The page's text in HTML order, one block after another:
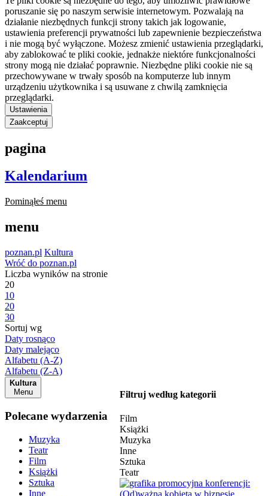
poruszanie się po naszym serwisie internetowym. Pozwalają na
działanie niezbędnych funkcji strony takich jak logowanie,
ustawienia preferencji prywatności lub zapewnienie bezpieczeństwa
i nie mogą być wyłączone. Możesz zmienić ustawienia przeglądarki,
aby zablokować te pliki cookie, jednakże niektóre funkcjonalności
strony mogą nie działać poprawnie. Niezbędne pliki cookie nie są
przechowywane w trwały sposób na komputerze lub innym
urządzeniu użytkownika i są usuwane z chwilą zamknięcia
przeglądarki.
Ustawienia
Zaakceptuj
pagina
Kalendarium
Pominąłeś menu
menu
poznan.pl Kultura
Wróć do poznan.pl
Liczba wyników na stronie
20
10
20
30
Sortuj wg
Daty rosnąco
Daty malejąco
Alfabetu (A-Z)
Alfabetu (Z-A)
Kultura
Menu
Polecane wydarzenia
Muzyka
Teatr
Film
Książki
Sztuka
Inne
Filtruj według kategorii
Film
Książki
Muzyka
Inne
Sztuka
Teatr